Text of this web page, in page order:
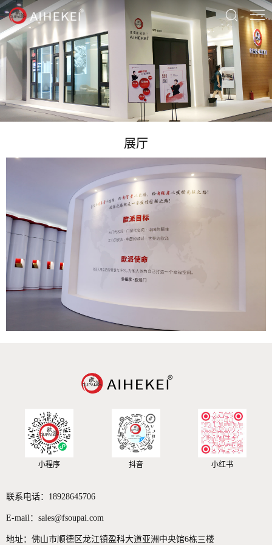

首页
关于
产品 
床垫系列
餐桌椅系列
材料世界
新闻

 
展厅
小程序 抖音 小红书
联系电话： 18928645706
E-mail： sales@fsoupai.com
地址：佛山市顺德区龙江镇盈科大道亚洲中央馆6栋三楼